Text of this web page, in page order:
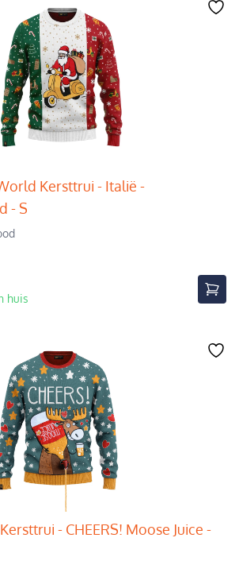
Kersttrui - Italië -
- S
huis
- CHEERS! Moose Juice -